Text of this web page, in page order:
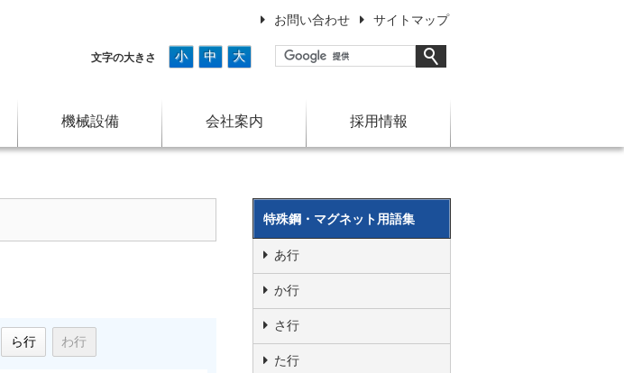
お問い合わせ サイトマップ
文字の大きさ 小 中 大
機械設備 会社案内 採用情報
ら行 わ行
特殊鋼・マグネット用語集
あ行
か行
さ行
た行